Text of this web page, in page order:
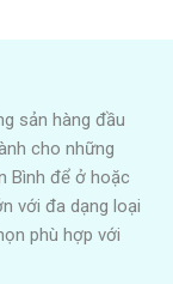
sản hàng đầu
cho những
Bình để ở hoặc
với đa dạng loại
phù hợp với